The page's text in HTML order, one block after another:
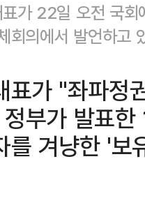
가 22일 오전 국
회의에서 발언하
표가 "좌파정
부가 발표
를 겨냥한 '보